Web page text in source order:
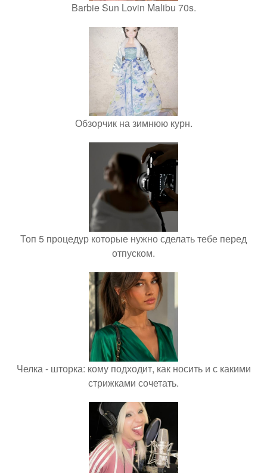
Barbie Sun Lovin Malibu 70s.
Обзорчик на зимнюю курн.
Топ 5 процедур которые нужно сделать тебе перед
отпуском.
Челка - шторка: кому подходит, как носить и с какими
стрижками сочетать.